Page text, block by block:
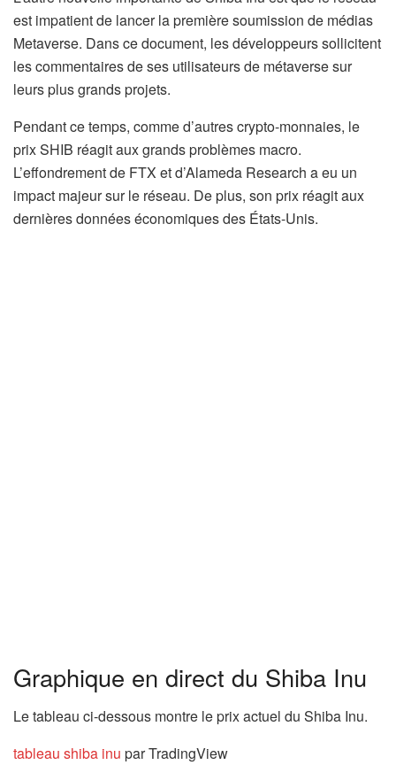
est impatient de lancer la première soumission de médias
Metaverse. Dans ce document, les développeurs sollicitent
les commentaires de ses utilisateurs de métaverse sur
leurs plus grands projets.
Pendant ce temps, comme d’autres crypto-monnaies, le
prix SHIB réagit aux grands problèmes macro.
L’effondrement de FTX et d’Alameda Research a eu un
impact majeur sur le réseau. De plus, son prix réagit aux
dernières données économiques des États-Unis.
Graphique en direct du Shiba Inu
Le tableau ci-dessous montre le prix actuel du Shiba Inu.
tableau shiba inu par TradingView